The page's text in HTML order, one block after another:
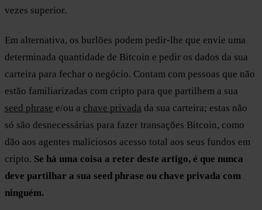
vezes superior.
Em alternativa, os burlões podem pedir-lhe que envie uma
determinada quantidade de Bitcoin e pedir os dados da sua
carteira para fechar o negócio. Contam com pessoas que não
estão familiarizadas com cripto para que partilhem a sua
seed phrase e/ou a chave privada da sua carteira; estas não
só são desnecessárias para fazer transações Bitcoin, como
dão aos agentes maliciosos acesso total aos seus fundos em
cripto. Se há uma coisa a reter deste artigo, é que nunca
deve partilhar a sua seed phrase ou chave privada com
ninguém.